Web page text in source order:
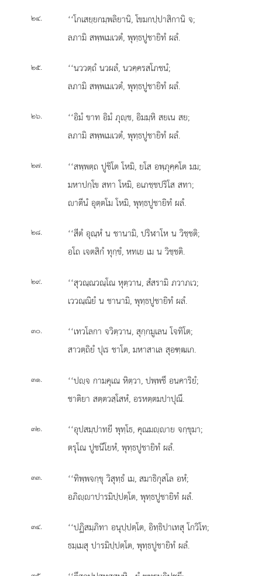
๒๔.
‘‘โกเสยฺยกมฺพลิยานิ, โขมกปฺปาสิกานิ จ;
ลภามิ สพฺพเมเวตํ, พุทฺธปูชายิทํ ผลํ.
๒๕. ‘‘นววตฺถํ นวผลํ, นวคฺครสโภชนํ;
ลภามิ สพฺพเมเวตํ, พุทฺธปูชายิทํ ผลํ.
๒๖.
‘‘อิมํ ขาท อิมํ ภุฺช, อิมมฺหิ สยเน สย;
ลภามิ สพฺพเมเวตํ, พุทฺธปูชายิทํ ผลํ.
๒๗.
‘‘สพฺพตฺถ ปูชิโต โหมิ, ยโส อพฺภุคฺคโต มม;
มหาปกฺโข สทา โหมิ, อเภชฺชปริโส สทา;
าตีนํ อุตฺตโม โหมิ, พุทฺธปูชายิทํ ผลํ.
๒๘. ‘‘สีตํ อุณฺหํ น ชานามิ, ปริฬาโห น วิชฺชติ;
อโถ เจตสิกํ ทุกฺขํ, หทเย เม น วิชฺชติ.
๒๙.
‘‘สุวณฺณวณฺโณ หุตฺวาน, สํสรามิ ภวาภเว;
เววณฺณิยํ น ชานามิ, พุทฺธปูชายิทํ ผลํ.
๓๐.
‘‘เทวโลกา จวิตฺวาน, สุกฺกมูเลน โจทิโต;
สาวตฺถิยํ ปุเร ชาโต, มหาสาเล สุอฑฺฒเก.
๓๑.
‘‘ปฺจ กามคุเณ หิตฺวา, ปพฺพชึ อนคาริยํ;
ชาติยา สตฺตวสฺโสหํ, อรหตฺตมปาปุณึ.
๓๒.
‘‘อุปสมฺปาทยี พุทฺโธ, คุณมฺาย จกฺขุมา;
ตรุโณ ปูชนีโยหํ, พุทฺธปูชายิทํ ผลํ.
๓๓.
‘‘ทิพฺพจกฺขุ วิสุทฺธํ เม, สมาธิกุสโล อหํ;
อภิฺาปารมิปฺปตฺโต, พุทฺธปูชายิทํ ผลํ.
๓๔.
‘‘ปฏิสมฺภิทา อนุปฺปตฺโต, อิทฺธิปาเทสุ โกวิโท;
ธมฺเมสุ ปารมิปฺปตฺโต, พุทฺธปูชายิทํ ผลํ.